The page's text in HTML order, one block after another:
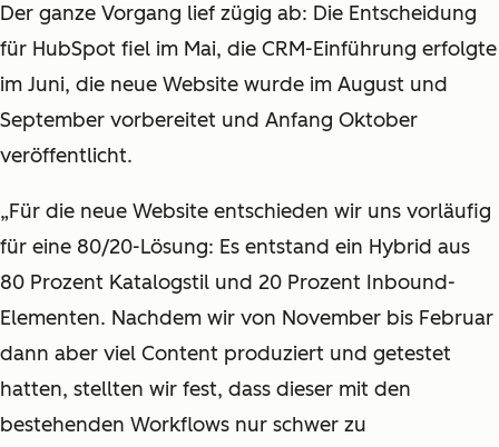
Der ganze Vorgang lief zügig ab: Die Entscheidung
für HubSpot fiel im Mai, die CRM-Einführung erfolgte
im Juni, die neue Website wurde im August und
September vorbereitet und Anfang Oktober
veröffentlicht.
„Für die neue Website entschieden wir uns vorläufig
für eine 80/20-Lösung: Es entstand ein Hybrid aus
80 Prozent Katalogstil und 20 Prozent Inbound-
Elementen. Nachdem wir von November bis Februar
dann aber viel Content produziert und getestet
hatten, stellten wir fest, dass dieser mit den
bestehenden Workflows nur schwer zu